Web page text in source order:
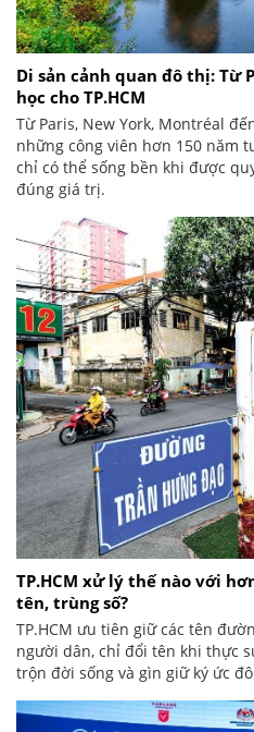
Di sản cảnh quan đô thị: Từ
học cho TP.HCM
Từ Paris, New York, Montréal
những công viên hơn 150 năm
chỉ có thể sống bền khi được
đúng giá trị.
TP.HCM xử lý thế nào với
tên, trùng số?
TP.HCM ưu tiên giữ các tên
người dân, chỉ đổi tên khi thực
trộn đời sống và gìn giữ ký ức